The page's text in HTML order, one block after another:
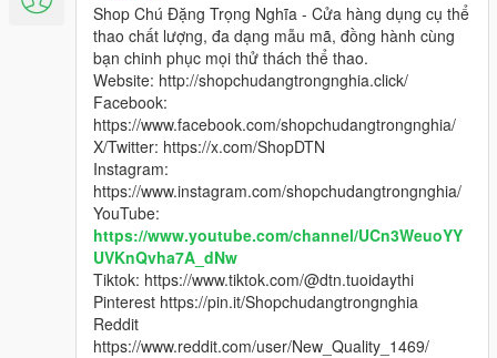
Shop Chú Đặng Trọng Nghĩa - Cửa hàng dụng cụ thể
thao chất lượng, đa dạng mẫu mã, đồng hành cùng
bạn chinh phục mọi thử thách thể thao.
Website: http://shopchudangtrongnghia.click/
Facebook:
https://www.facebook.com/shopchudangtrongnghia/
X/Twitter: https://x.com/ShopDTN
Instagram:
https://www.instagram.com/shopchudangtrongnghia/
YouTube:
https://www.youtube.com/channel/UCn3WeuoYY
UVKnQvha7A_dNw
Tiktok: https://www.tiktok.com/@dtn.tuoidaythi
Pinterest https://pin.it/Shopchudangtrongnghia
Reddit
https://www.reddit.com/user/New_Quality_1469/